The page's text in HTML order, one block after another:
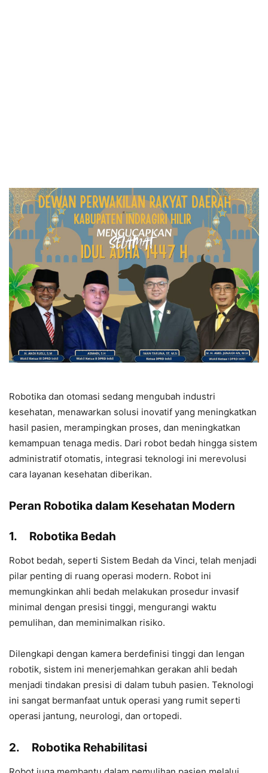
Robotika dan otomasi sedang mengubah industri
kesehatan, menawarkan solusi inovatif yang meningkatkan
hasil pasien, merampingkan proses, dan meningkatkan
kemampuan tenaga medis. Dari robot bedah hingga sistem
administratif otomatis, integrasi teknologi ini merevolusi
cara layanan kesehatan diberikan.
Peran Robotika dalam Kesehatan Modern
1. Robotika Bedah
Robot bedah, seperti Sistem Bedah da Vinci, telah menjadi
pilar penting di ruang operasi modern. Robot ini
memungkinkan ahli bedah melakukan prosedur invasif
minimal dengan presisi tinggi, mengurangi waktu
pemulihan, dan meminimalkan risiko.
Dilengkapi dengan kamera berdefinisi tinggi dan lengan
robotik, sistem ini menerjemahkan gerakan ahli bedah
menjadi tindakan presisi di dalam tubuh pasien. Teknologi
ini sangat bermanfaat untuk operasi yang rumit seperti
operasi jantung, neurologi, dan ortopedi.
2. Robotika Rehabilitasi